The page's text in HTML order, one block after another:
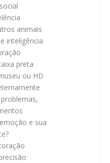
animais
inteligência
preta
ou HD
e sua